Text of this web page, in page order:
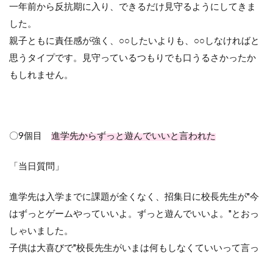
一年前から反抗期に入り、できるだけ見守るようにしてきま
した。
親子ともに責任感が強く、 ○○ したいよりも、 ○○ しなければと
思うタイプです。見守っているつもりでも口うるさかったか
もしれません。
〇9個目 進学先からずっと遊んでいいと言われた
「当日質問」
進学先は入学までに課題が全くなく、招集日に校長先生が"今
はずっとゲームやっていいよ。ずっと遊んでいいよ。 "とおっ
しゃいました。
子供は大喜びで"校長先生がいまは何もしなくていいって言っ